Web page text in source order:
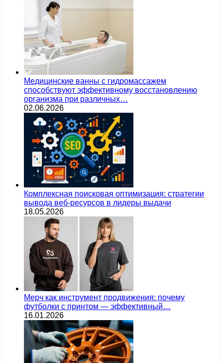
Медицинские ванны с гидромассажем
способствуют эффективному восстановлению
организма при различных…
02.06.2026
Комплексная поисковая оптимизация: стратегии
вывода веб-ресурсов в лидеры выдачи
18.05.2026
Мерч как инструмент продвижения: почему
футболки с принтом — эффективный…
16.01.2026